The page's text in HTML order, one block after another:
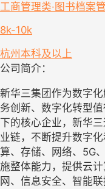
工商管理类·图书档案
8k-10k
杭州 本科及以上
公司简介：
新华三集团作为数字
务创新、数字化转型
下的核心企业，新华
业链，不断提升数字
算、存储、网络、5G
施整体能力，提供云
网、信息安全、智能